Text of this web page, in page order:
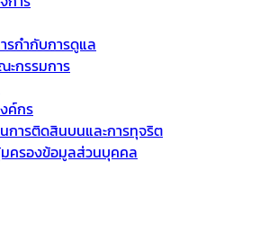
รกำกับการดูแล
กรรมการ
ค์กร
การติดสินบนและการทุจริต
ครองข้อมูลส่วนบุคคล